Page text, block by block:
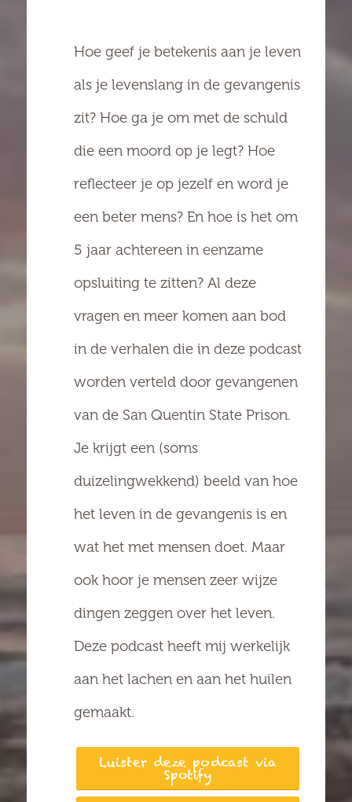
Hoe geef je betekenis aan je leven
als je levenslang in de gevangenis
zit? Hoe ga je om met de schuld
die een moord op je legt? Hoe
reflecteer je op jezelf en word je
een beter mens? En hoe is het om
5 jaar achtereen in eenzame
opsluiting te zitten? Al deze
vragen en meer komen aan bod
in de verhalen die in deze podcast
worden verteld door gevangenen
van de San Quentin State Prison.
Je krijgt een (soms
duizelingwekkend) beeld van hoe
het leven in de gevangenis is en
wat het met mensen doet. Maar
ook hoor je mensen zeer wijze
dingen zeggen over het leven.
Deze podcast heeft mij werkelijk
aan het lachen en aan het huilen
gemaakt.
Luister deze podcast via
Spotify